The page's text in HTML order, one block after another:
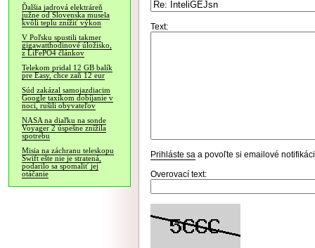
Ďalšia jadrová elektráreň
južne od Slovenska musela
kvôli teplu znížiť výkon
V Poľsku spustili takmer
gigawatthodinové úložisko,
z LiFePO4 článkov
Telekom pridal 12 GB balík
pre Easy, chce zaň 12 eur
Súd zakázal samojazdiacim
Google taxíkom dobíjanie v
noci, rušili obyvateľov
NASA na diaľku na sonde
Voyager 2 úspešne znížila
spotrebu
Misia na záchranu teleskopu
Swift ešte nie je stratená,
podarilo sa spomaliť jej
otáčanie
Text:
Prihláste sa a povoľte si emailové
Overovací text: